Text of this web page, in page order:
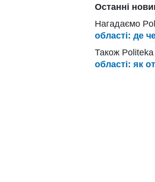
Останні
Нагадаємо
області: де
Також
області: як